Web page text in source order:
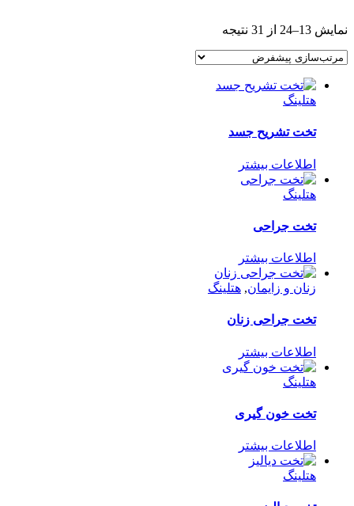
نمایش 13–24 از 31 نتیجه
هتلینگ
تخت تشریح جسد
اطلاعات بیشتر
هتلینگ
تخت جراحی
اطلاعات بیشتر
زنان و زایمان, هتلینگ
تخت جراحی زنان
اطلاعات بیشتر
هتلینگ
تخت خون گیری
اطلاعات بیشتر
هتلینگ